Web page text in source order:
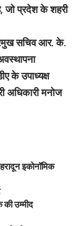
जो प्रदेश के शहरी
सचिव आर. के.
के उपाध्यक्ष
अधिकारी मनोज
इकोनॉमिक
की उम्मीद